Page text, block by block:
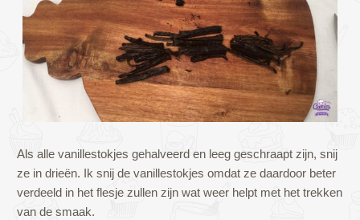
Als alle vanillestokjes gehalveerd en leeg geschraapt zijn, snij
ze in drieën. Ik snij de vanillestokjes omdat ze daardoor beter
verdeeld in het flesje zullen zijn wat weer helpt met het trekken
van de smaak.